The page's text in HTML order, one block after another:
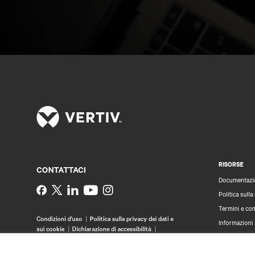
RISORSE
Politica
Termini e
Informazioni
Brevetti
CONTATTACI
Instagram
Condizioni d'uso
Politica sulla privacy dei dati e
sui cookie
Dichiarazione di accessibilità